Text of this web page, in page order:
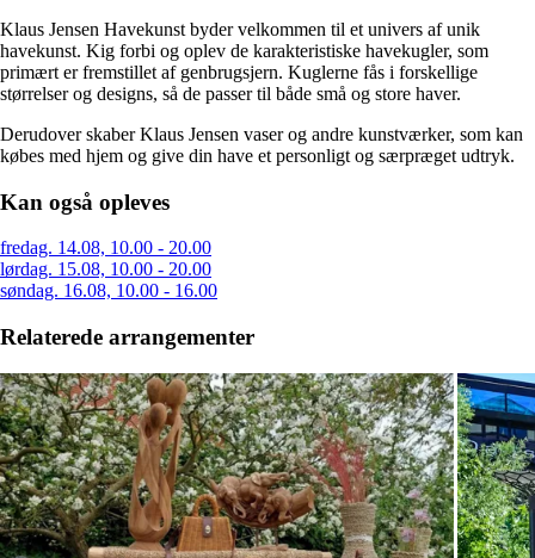
Klaus Jensen Havekunst byder velkommen til et univers af unik
havekunst. Kig forbi og oplev de karakteristiske havekugler, som
primært er fremstillet af genbrugsjern. Kuglerne fås i forskellige
størrelser og designs, så de passer til både små og store haver.
Derudover skaber Klaus Jensen vaser og andre kunstværker, som kan
købes med hjem og give din have et personligt og særpræget udtryk.
Kan også opleves
fredag. 14.08, 10.00 - 20.00
lørdag. 15.08, 10.00 - 20.00
søndag. 16.08, 10.00 - 16.00
Relaterede arrangementer